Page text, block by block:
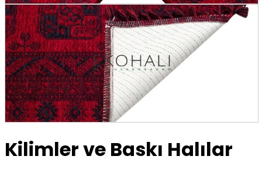
Kilimler ve Baskı Halılar